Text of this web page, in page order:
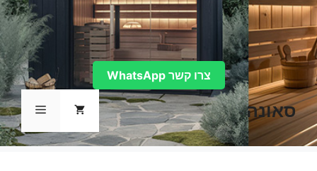
סאונה תפריט
צרו קשר WhatsApp